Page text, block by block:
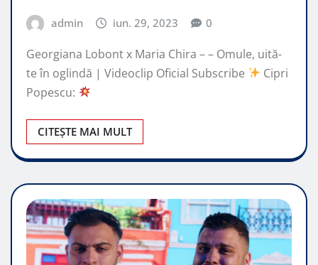
admin iun. 29, 2023 0
Georgiana Lobont x Maria Chira – – Omule, uită-
te în oglindă | Videoclip Oficial Subscribe
Cipri
Popescu:
CITEȘTE MAI MULT